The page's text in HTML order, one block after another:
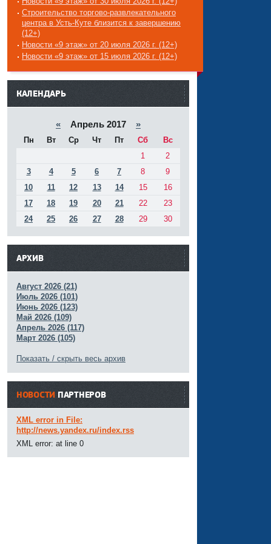
Строительство торгово-развлекательного
центра в Усть-Куте близится к завершению
(12+)
Новости «9 этаж» от 20 июля 2026 г. (12+)
Новости «9 этаж» от 15 июля 2026 г. (12+)
------
КАЛЕНДАРЬ
« Апрель 2017 »
Пн Вт Ср Чт Пт Сб
Вс
1
2
3
4 5 6 7 8
9
10
11 12 13 14 15
16
17
18 19 20 21 22
23
24
25 26 27 28 29 30
АРХИВ
Август 2026 (21)
Июль 2026 (101)
Июнь 2026 (123)
Май 2026 (109)
Апрель 2026 (117)
Март 2026 (105)
Показать / скрыть весь архив
НОВОСТИ ПАРТНЕРОВ
XML error in File:
http://news.yandex.ru/index.rss
XML error: at line 0